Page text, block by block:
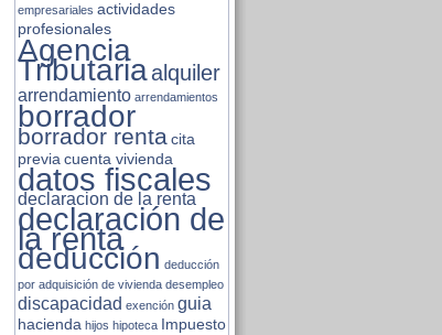
empresariales actividades
profesionales
Agencia
Tributariaalquiler
arrendamiento arrendamientos
borrador
borrador renta cita
previa cuenta vivienda
datos fiscales
declaracion de la renta
declaración de
la renta
deducción deducción
por adquisición de vivienda desempleo
discapacidad exención guia
hacienda hijos hipoteca
Impuesto